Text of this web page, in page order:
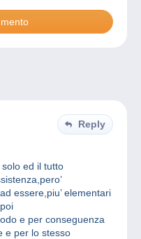
Reply
ed il tutto
essere,piu’ elementari
e per conseguenza
e per lo stesso